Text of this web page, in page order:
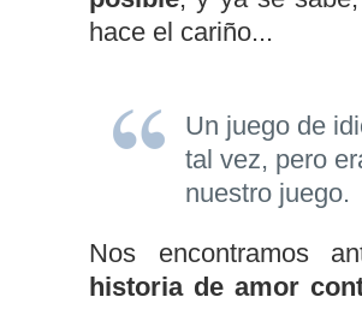
hace el cariño...
Un juego de
tal vez, pero
nuestro juego.
Nos encontramos
historia de amor